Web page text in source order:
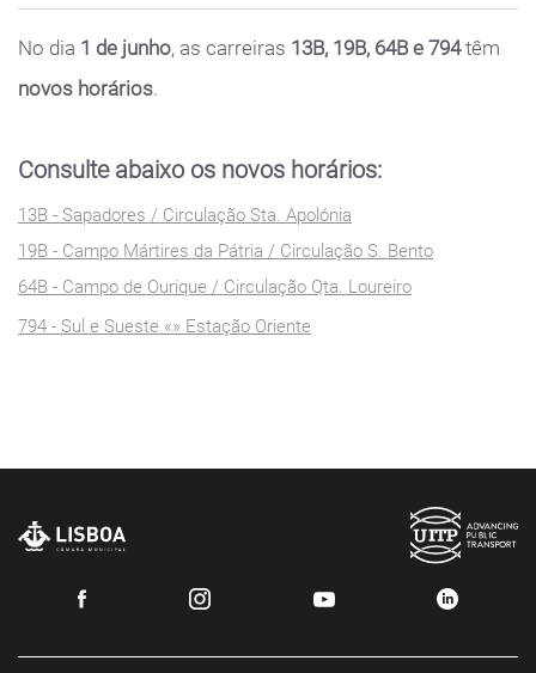
No dia 1 de junho, as carreiras 13B, 19B, 64B e 794têm
novos horários.
Consulte abaixo os novos horários:
13B - Sapadores / Circulação Sta. Apolónia
19B - Campo Mártires da Pátria / Circulação S. Bento
64B - Campo de Ourique / Circulação Qta. Loureiro
794 - Sul e Sueste «» Estação Oriente